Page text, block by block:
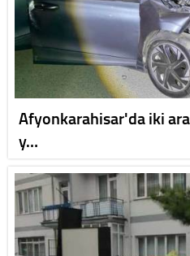
Afyonkarahisar'da iki
y…